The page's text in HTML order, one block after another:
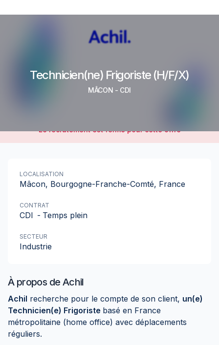
Technicien(ne) Frigoriste (H/F/X)
MÂCON - CDI
Le recrutement est fermé pour cette offre
À propos de Achil
Achil recherche pour le compte de son client, un(e)
Technicien(e) Frigoriste basé en France
métropolitaine (home office) avec déplacements
réguliers.
LOCALISATION
Mâcon, Bourgogne-Franche-Comté, France
CONTRAT
CDI - Temps plein
SECTEUR
Industrie